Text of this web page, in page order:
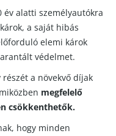
év alatti személyautókra
a saját hibás
elemi károk
védelmet.
részét a növekvő díjak
megfelelő
csökkenthetők.
hogy minden